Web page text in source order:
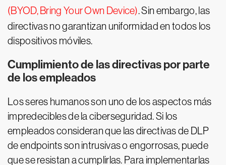
(BYOD, Bring Your Own Device). Sin embargo, las
directivas no garantizan uniformidad en todos los
dispositivos móviles.
Cumplimiento de las directivas por parte
de los empleados
Los seres humanos son uno de los aspectos más
impredecibles de la ciberseguridad. Si los
empleados consideran que las directivas de DLP
de endpoints son intrusivas o engorrosas, puede
que se resistan a cumplirlas. Para implementarlas